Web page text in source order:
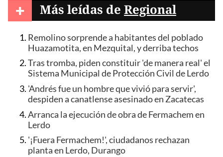
+ Más leídas de Regional
Remolino sorprende a habitantes del poblado
Huazamotita, en Mezquital, y derriba techos
Tras tromba, piden constituir 'de manera real' el
Sistema Municipal de Protección Civil de Lerdo
'Andrés fue un hombre que vivió para servir',
despiden a canatlense asesinado en Zacatecas
Arranca la ejecución de obra de Fermachem en
Lerdo
'¡Fuera Fermachem!', ciudadanos rechazan
planta en Lerdo, Durango